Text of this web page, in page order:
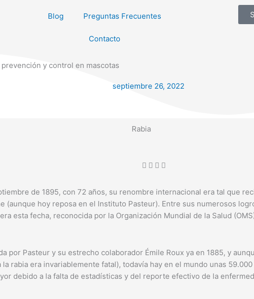
Blog Preguntas Frecuentes
Contacto
prevención y control en mascotas
septiembre 26, 2022
de 1895, con 72 años, su renombre internacional era tal que
(aunque hoy reposa en el Instituto Pasteur). Entre sus numerosos
esta fecha, reconocida por la Organización Mundial de la Salud
por Pasteur y su estrecho colaborador Émile Roux ya en 1885, y
rabia era invariablemente fatal), todavía hay en el mundo unas
debido a la falta de estadísticas y del reporte efectivo de la